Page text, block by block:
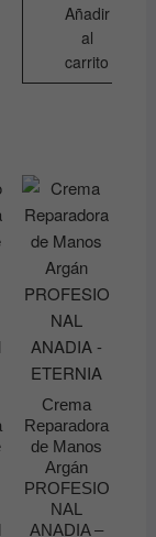
Añadir
al
carrito
Crema
Reparadora
de Manos
Argán
PROFESIO
NAL
ANADIA –